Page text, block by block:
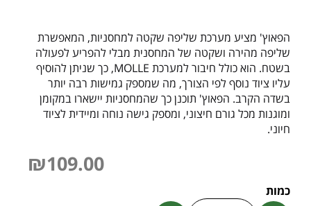
הפאוץ' מציע מערכת שליפה שקטה למחסניות, המאפשרת
שליפה מהירה ושקטה של המחסנית מבלי להפריע לפעולה
בשטח. הוא כולל חיבור למערכת MOLLE, כך שניתן להוסיף
עליו ציוד נוסף לפי הצורך, מה שמספק גמישות רבה יותר
בשדה הקרב. הפאוץ' תוכנן כך שהמחסניות יישארו במקומן
ומוגנות מכל גורם חיצוני, ומספק גישה נוחה ומיידית לציוד
חיוני.
₪109.00